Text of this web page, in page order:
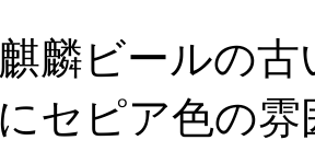
麟ビールの
セピア色の雰